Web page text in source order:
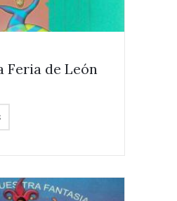
Feria de León